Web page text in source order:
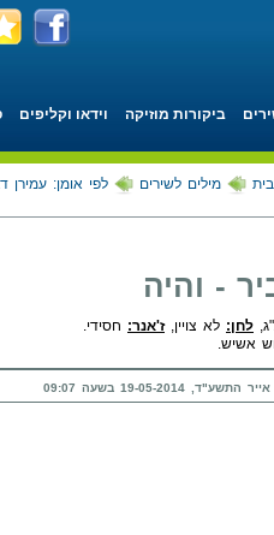
ביקורות מוזיקה וידאו וקליפים
מילים לשירים לפי אומן: עמירן
- והיה
לחן: לא צויין,ז'אנר: חסידי.
אשיש.
19-05-2014 בשעה 09:07